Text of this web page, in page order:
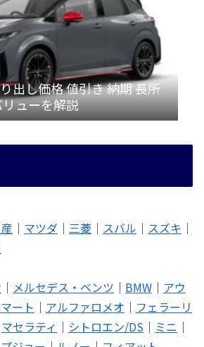
出し価格 値引き 納期 長所
ューを解説
｜ マツダ ｜ 三菱 ｜ スバル ｜ スズキ ｜
｜ メルセデス・ベンツ ｜ BMW ｜ アウ
ート ｜ アルファロメオ ｜ フェラーリ
マセラティ ｜ シトロエン/DS ｜ ミニ ｜